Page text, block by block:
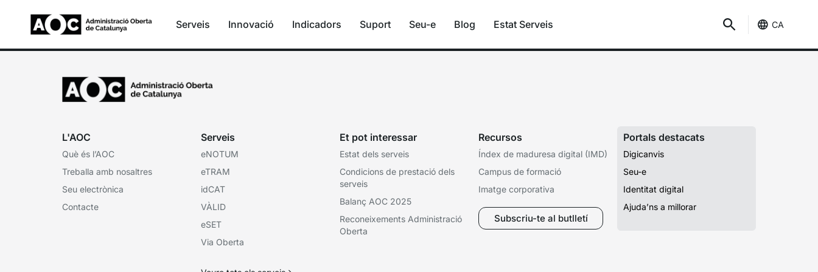
Serveis Innovació Indicadors Suport Seu-e Blog Estat Serveis CA
L'AOC
Què és l’AOC
Treballa amb nosaltres
Seu electrònica
Contacte
Serveis
eNOTUM
eTRAM
idCAT
VÀLID
eSET
Via Oberta
Et pot interessar
Estat dels serveis
Condicions de prestació dels
serveis
Balanç AOC 2025
Reconeixements Administració
Oberta
Recursos
Índex de maduresa digital (IMD)
Campus de formació
Imatge corporativa
Subscriu-te al butlletí
Portals destacats
Digicanvis
Seu-e
Identitat digital
Ajuda’ns a millorar